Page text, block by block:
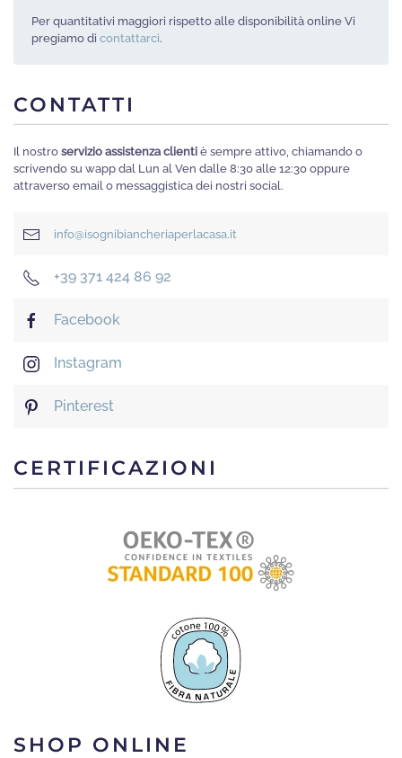
Per quantitativi maggiori rispetto alle disponibilità online Vi
pregiamo di contattarci.
CONTATTI
Il nostro servizio assistenza clienti è sempre attivo, chiamando o
scrivendo su wapp dal Lun al Ven dalle 8:30 alle 12:30 oppure
attraverso email o messaggistica dei nostri social.
info@isognibiancheriaperlacasa.it
+39 371 424 86 92
Facebook
Instagram
Pinterest
CERTIFICAZIONI
SHOP ONLINE